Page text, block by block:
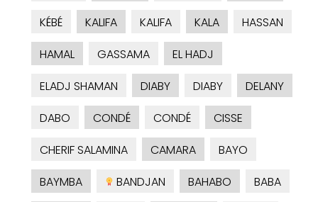
KÉBÉ KALIFA KALIFA KALA
HASSAN
HAMAL
GASSAMA
EL HADJ
ELADJ SHAMAN
DIABY DIABY
DELANY
DABO
CONDÉ CONDÉ
CISSE
CHERIF SALAMINA
CAMARA
BAYO
BAYMBA
BANDJAN BAHABO
BABA